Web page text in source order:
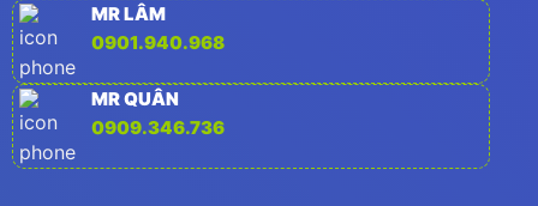
MR LÂM
0901.940.968
MR QUÂN
0909.346.736